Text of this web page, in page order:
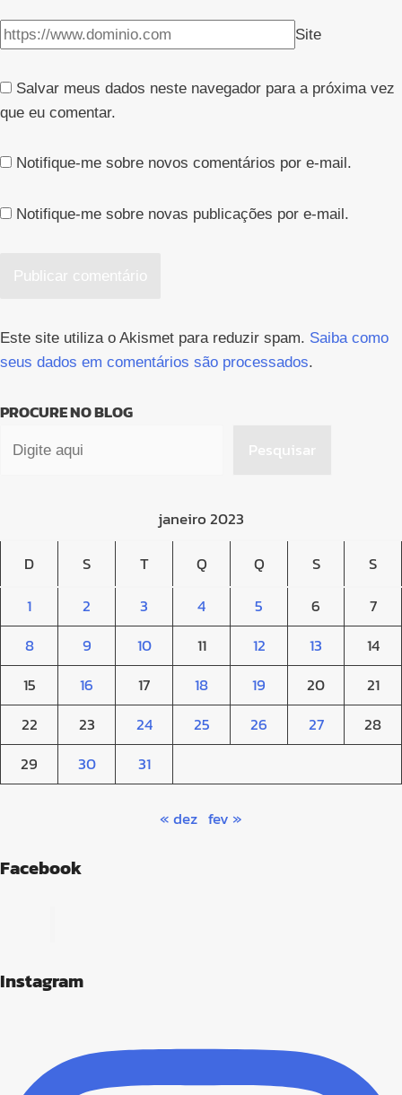
Site
Salvar meus dados neste navegador para a próxima vez
que eu comentar.
Notifique-me sobre novos comentários por e-mail.
Notifique-me sobre novas publicações por e-mail.
Este site utiliza o Akismet para reduzir spam. Saiba como
seus dados em comentários são processados.
PROCURE NO BLOG
Pesquisar
janeiro 2023
D
S T Q Q S
S
1
2 3 4 5 6
7
8
9 10 11 12 13
14
15
16 17 18 19 20
21
22
23 24 25 26 27
28
29
30 31
« dez fev »
Facebook
Instagram